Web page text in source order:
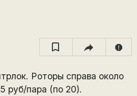
report
Роторы справа около
руб/пара (по 20).